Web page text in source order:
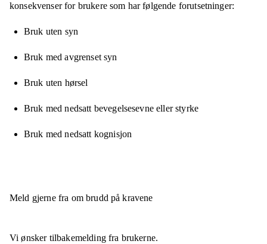
konsekvenser for brukere som har følgende forutsetninger:
Bruk uten syn
Bruk med avgrenset syn
Bruk uten hørsel
Bruk med nedsatt bevegelsesevne eller styrke
Bruk med nedsatt kognisjon
Meld gjerne fra om brudd på kravene
Vi ønsker tilbakemelding fra brukerne.